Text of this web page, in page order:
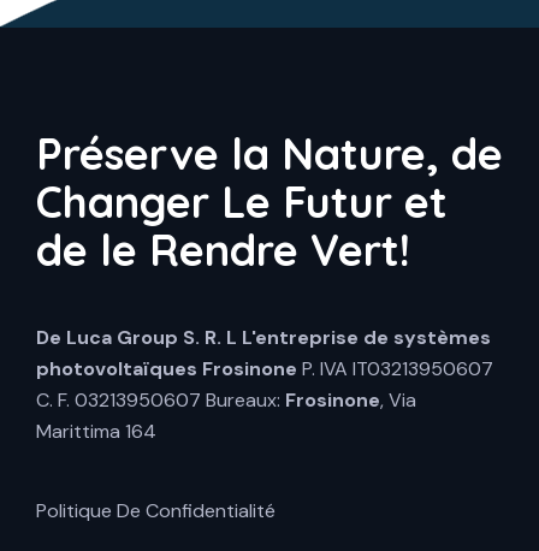
Préserve la Nature, de
Changer Le Futur et
de le Rendre Vert!
De Luca Group S. R. L L'entreprise de systèmes
photovoltaïques Frosinone P. IVA IT03213950607
C. F. 03213950607 Bureaux: Frosinone, Via
Marittima 164
Politique De Confidentialité